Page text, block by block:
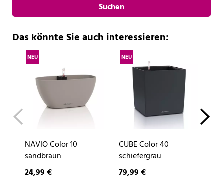
Suchen
Das könnte Sie auch interessieren:
NEU
NAVIO Color 10
sandbraun
24,99 €
NEU
CUBE Color 40
schiefergrau
79,99 €